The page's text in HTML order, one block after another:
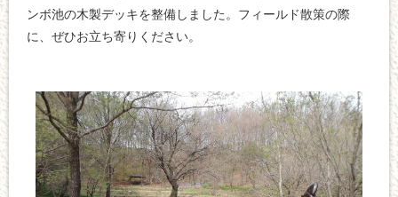
ンボ池の木製デッキを整備しました。フィールド散策の際
に、ぜひお立ち寄りください。